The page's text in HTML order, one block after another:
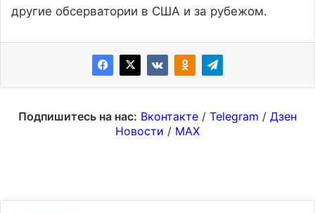
другие обсерватории в США и за рубежом.
Подпишитесь на нас: Вконтакте / Telegram / Дзен
Новости / MAX